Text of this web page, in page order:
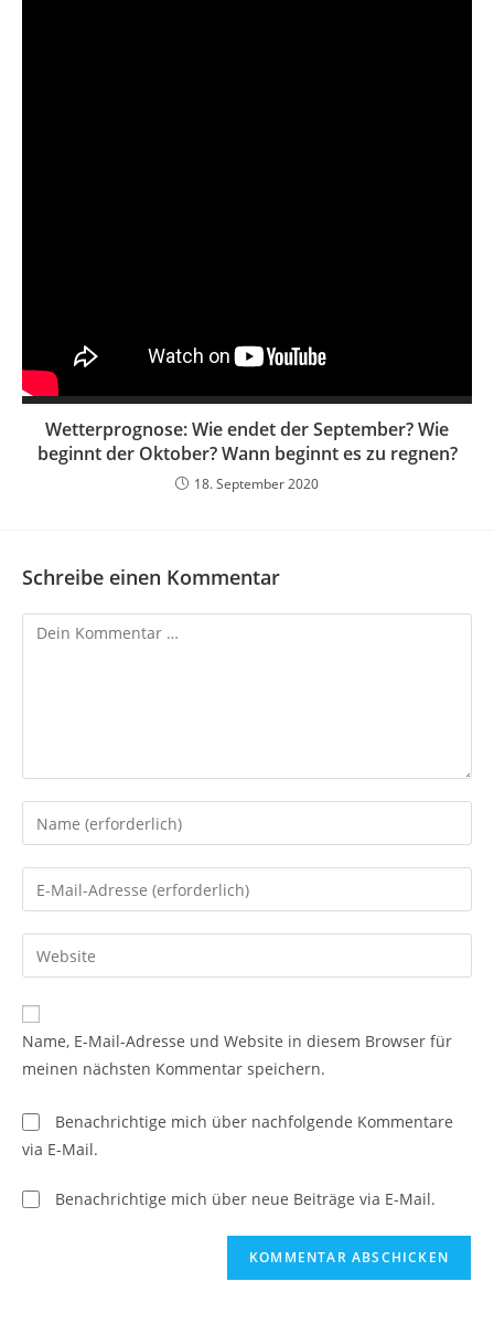
Wetterprognose: Wie endet der September? Wie
beginnt der Oktober? Wann beginnt es zu regnen?
18. September 2020
Schreibe einen Kommentar
Kommentar
Gib
deinen
Namen
oder
zum
Kommentieren
ein
Gib
deine
E-
Mail-
zum
Kommentieren
ein
Gib
deine
Website-
URL
Name, E-Mail-Adresse und Website in diesem Browser für
meinen nächsten Kommentar speichern.
Benachrichtige mich über nachfolgende Kommentare
via E-Mail.
Benachrichtige mich über neue Beiträge via E-Mail.